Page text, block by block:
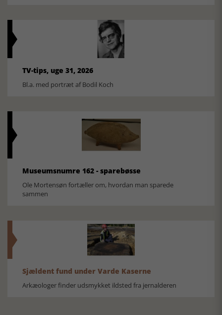
TV-tips, uge 31, 2026
Bl.a. med portræt af Bodil Koch
Museumsnumre 162 - sparebøsse
Ole Mortensøn fortæller om, hvordan man sparede
sammen
Sjældent fund under Varde Kaserne
Arkæologer finder udsmykket ildsted fra jernalderen